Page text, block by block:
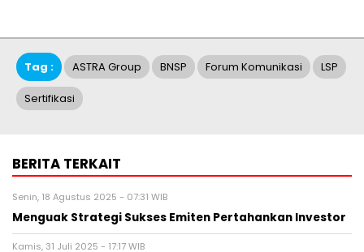
Tag : ASTRA Group BNSP Forum Komunikasi LSP
Sertifikasi
BERITA TERKAIT
Senin, 18 Agustus 2025 - 07:31 WIB
Menguak Strategi Sukses Emiten Pertahankan Investor
Kamis, 31 Juli 2025 - 17:17 WIB